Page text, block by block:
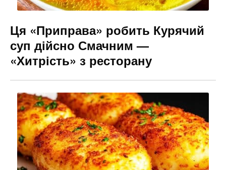
Ця «Приправа» робить Курячий
суп дійсно Смачним —
«Хитрість» з ресторану